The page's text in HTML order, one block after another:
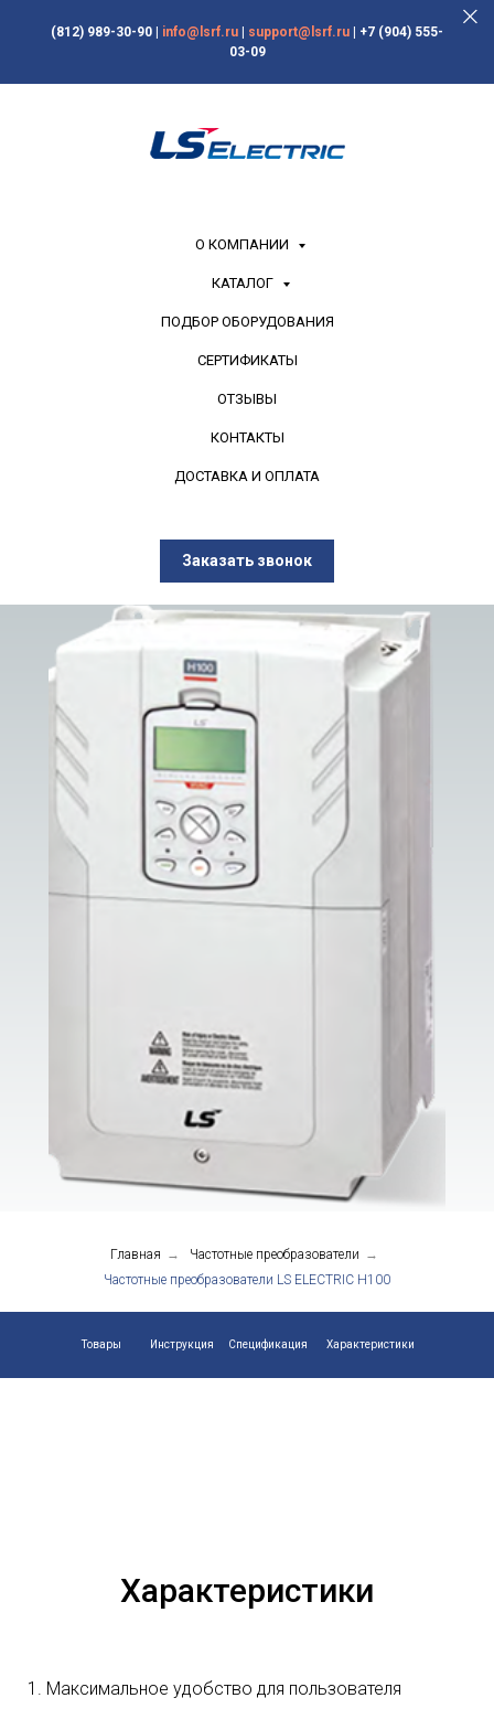
(812) 989-30-90 info@lsrf.ru support@lsrf.ru
+7 (904) 555-
03-09
О КОМПАНИИ
КАТАЛОГ
ПОДБОР ОБОРУДОВАНИЯ
СЕРТИФИКАТЫ
ОТЗЫВЫ
КОНТАКТЫ
ДОСТАВКА И ОПЛАТА
Заказать звонок
преобразователи LS
ELECTRIC H100
Привод вентилятора и насоса
Главная → Частотные преобразователи →
Частотные преобразователи LS ELECTRIC H100
Характеристики
Товары Спецификация
Инструкция
Характеристики
Максимальное удобство для пользователя